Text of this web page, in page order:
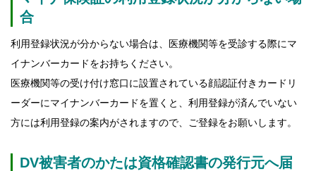
合
利用登録状況が分からない場合は、医療機関等を受診する際にマ
イナンバーカードをお持ちください。
医療機関等の受け付け窓口に設置されている顔認証付きカードリ
ーダーにマイナンバーカードを置くと、利用登録が済んでいない
方には利用登録の案内がされますので、ご登録をお願いします。
DV被害者のかたは資格確認書の発行元へ届